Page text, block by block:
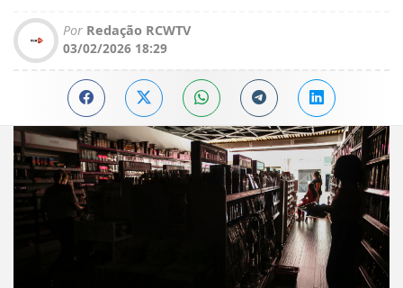
Por Redação RCWTV
03/02/2026 18:29